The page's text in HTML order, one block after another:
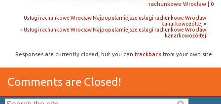
rachunkowe Wrocław | 0
Usługi rachunkowe Wrocław Najpopularniejsze uslugi rachunkowe Wroclaw
kanarkowożółtej »
« Usługi rachunkowe Wrocław Najpopularniejsze uslugi rachunkowe Wroclaw
kanarkowożółtej
Responses are currently closed, but you can trackback from your own site.
Comments are Closed!